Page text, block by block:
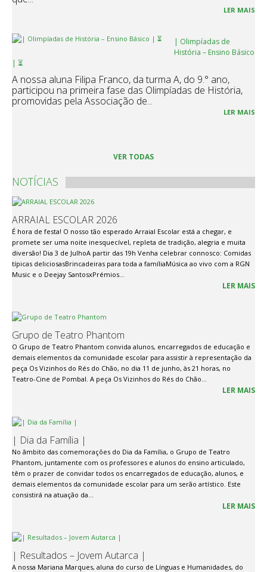
LER MAIS
| Olimpíadas de
História – Ensino Básico
| ⏳
A nossa aluna Filipa Franco, da turma A, do 9.° ano,
participou na primeira fase das Olimpíadas de História,
promovidas pela Associação de...
LER MAIS
VER TODAS
NOTÍCIAS
ARRAIAL ESCOLAR 2026
É hora de festa! O nosso tão esperado Arraial Escolar está a chegar, e
promete ser uma noite inesquecível, repleta de tradição, alegria e muita
diversão! Dia 3 de JulhoA partir das 19h Venha celebrar connosco: Comidas
típicas deliciosasBrincadeiras para toda a famíliaMúsica ao vivo com a RGN
Music e o Deejay SantosxPrémios...
LER MAIS
Grupo de Teatro Phantom
O Grupo de Teatro Phantom convida alunos, encarregados de educação e
demais elementos da comunidade escolar para assistir à representação da
peça Os Vizinhos do Rés do Chão, no dia 11 de junho, às 21 horas, no
Teatro-Cine de Pombal. A peça Os Vizinhos do Rés do Chão...
LER MAIS
| Dia da Família |
No âmbito das comemorações do Dia da Família, o Grupo de Teatro
Phantom, juntamente com os professores e alunos do ensino articulado,
têm o prazer de convidar todos os encarregados de educação, alunos, e
demais elementos da comunidade escolar para um serão artístico. Este
consistirá na atuação da...
LER MAIS
| Resultados – Jovem Autarca |
A nossa Mariana Marques, aluna do curso de Línguas e Humanidades, do